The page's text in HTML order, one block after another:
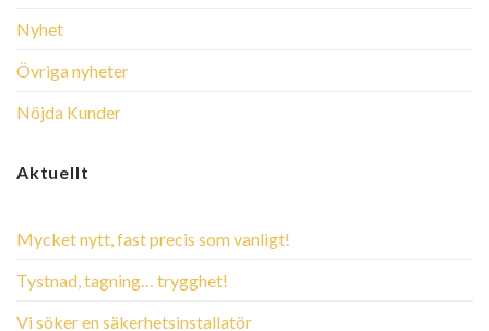
Nyhet
Övriga nyheter
Nöjda Kunder
Aktuellt
Mycket nytt, fast precis som vanligt!
Tystnad, tagning… trygghet!
Vi söker en säkerhetsinstallatör